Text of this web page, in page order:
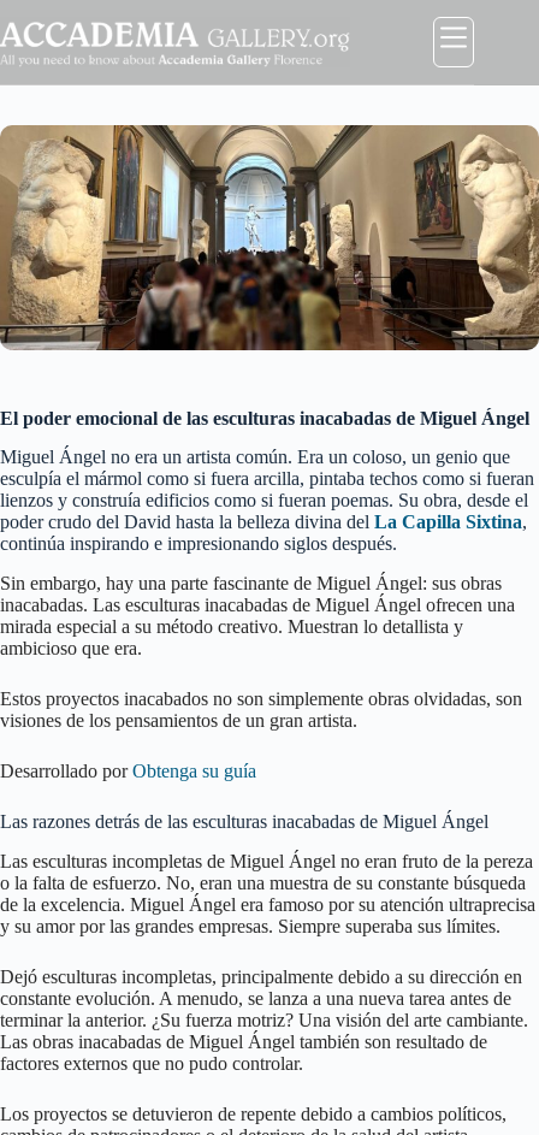
al
contenido
El poder emocional de las esculturas inacabadas de Miguel Ángel
Miguel Ángel no era un artista común. Era un coloso, un genio que
esculpía el mármol como si fuera arcilla, pintaba techos como si fueran
lienzos y construía edificios como si fueran poemas. Su obra, desde el
poder crudo del David hasta la belleza divina del La Capilla Sixtina,
continúa inspirando e impresionando siglos después.
Sin embargo, hay una parte fascinante de Miguel Ángel: sus obras
inacabadas. Las esculturas inacabadas de Miguel Ángel ofrecen una
mirada especial a su método creativo. Muestran lo detallista y
ambicioso que era.
Estos proyectos inacabados no son simplemente obras olvidadas, son
visiones de los pensamientos de un gran artista.
Desarrollado porObtenga su guía
Las razones detrás de las esculturas inacabadas de Miguel Ángel
Las esculturas incompletas de Miguel Ángel no eran fruto de la pereza
o la falta de esfuerzo. No, eran una muestra de su constante búsqueda
de la excelencia. Miguel Ángel era famoso por su atención ultraprecisa
y su amor por las grandes empresas. Siempre superaba sus límites.
Dejó esculturas incompletas, principalmente debido a su dirección en
constante evolución. A menudo, se lanza a una nueva tarea antes de
terminar la anterior. ¿Su fuerza motriz? Una visión del arte cambiante.
Las obras inacabadas de Miguel Ángel también son resultado de
factores externos que no pudo controlar.
Los proyectos se detuvieron de repente debido a cambios políticos,